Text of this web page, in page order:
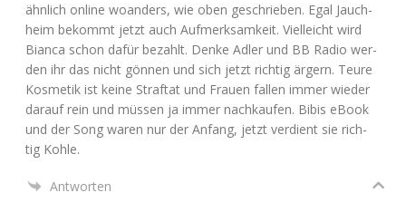
ähn­lich online woan­ders, wie oben geschrie­ben. Egal Jauch­
heim bekommt jetzt auch Auf­merk­sam­keit. Viel­leicht wird
Bian­ca schon dafür bezahlt. Den­ke Adler und BB Radio wer­
den ihr das nicht gön­nen und sich jetzt rich­tig ärgern. Teu­re
Kos­me­tik ist kei­ne Straf­tat und Frau­en fal­len immer wie­der
dar­auf rein und müs­sen ja immer nach­kau­fen. Bibis eBook
und der Song waren nur der Anfang, jetzt ver­dient sie rich­
tig Kohle.
Antworten